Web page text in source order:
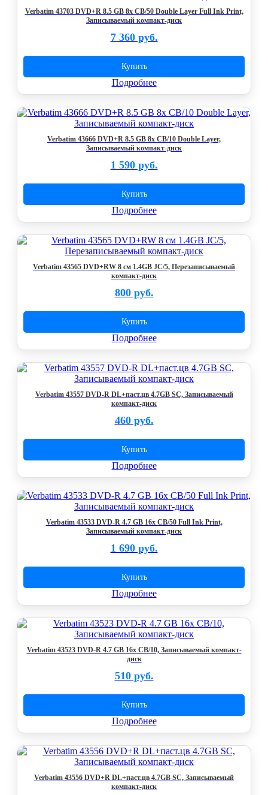
Verbatim 43703 DVD+R 8.5 GB 8x CB/50 Double Layer Full Ink Print,
Записываемый компакт-диск
7 360 руб.
Купить
Подробнее
Verbatim 43666 DVD+R 8.5 GB 8x CB/10 Double Layer,
Записываемый компакт-диск
1 590 руб.
Купить
Подробнее
Verbatim 43565 DVD+RW 8 см 1.4GB JC/5, Перезаписываемый
компакт-диск
800 руб.
Купить
Подробнее
Verbatim 43557 DVD-R DL+паст.цв 4.7GB SC, Записываемый
компакт-диск
460 руб.
Купить
Подробнее
Verbatim 43533 DVD-R 4.7 GB 16x CB/50 Full Ink Print,
Записываемый компакт-диск
1 690 руб.
Купить
Подробнее
Verbatim 43523 DVD-R 4.7 GB 16x CB/10, Записываемый компакт-
диск
510 руб.
Купить
Подробнее
Verbatim 43556 DVD+R DL+паст.цв 4.7GB SC, Записываемый
компакт-диск